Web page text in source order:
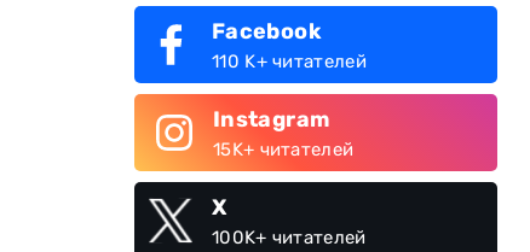
Facebook
110 K+ читателей
Instagram
15K+ читателей
X
100K+ читателей